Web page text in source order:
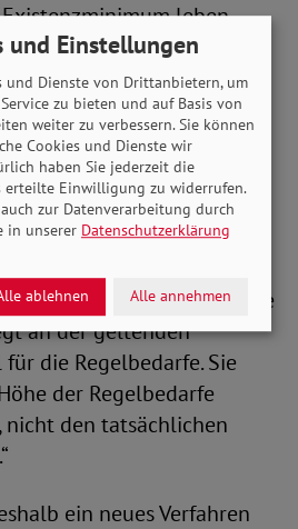
leben
spiegeln nicht
wider
Michaela
fest: „Dass nach Jahren
Niveau verharrenden
täglichen Bedarfs nun eine
an der geltenden
die Regelbedarfe. Sie
der Regelbedarfe
den tatsächlichen
ein neues Verfahren
und Einstellungen
und Dienste von Drittanbietern, um
zu bieten und auf Basis von
weiter zu verbessern. Sie können
Cookies und Dienste wir
haben Sie jederzeit die
erteilte Einwilligung zu widerrufen.
zur Datenverarbeitung durch
in unserer Datenschutzerklärung
ablehnen Alle annehmen